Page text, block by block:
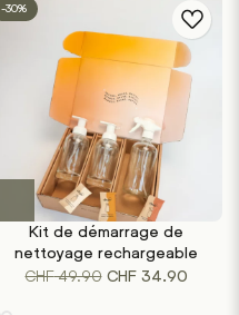
-30%
Kit de démarrage de
nettoyage rechargeable
CHF49.90 Le
CHF34.90Le